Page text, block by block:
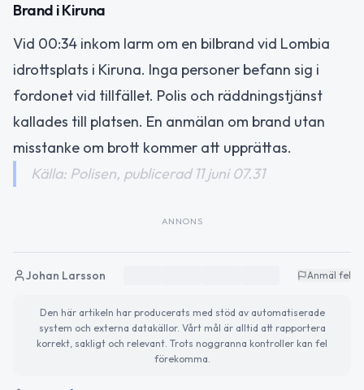
Brand i Kiruna
Vid 00:34 inkom larm om en bilbrand vid Lombia
idrottsplats i Kiruna. Inga personer befann sig i
fordonet vid tillfället. Polis och räddningstjänst
kallades till platsen. En anmälan om brand utan
misstanke om brott kommer att upprättas.
Källa: Polisen, publicerad 11 juni 07.31
ANNONS
Johan Larsson Anmäl fel
Den här artikeln har producerats med stöd av automatiserade
system och externa datakällor. Vårt mål är alltid att rapportera
korrekt, sakligt och relevant. Trots noggranna kontroller kan fel
förekomma.